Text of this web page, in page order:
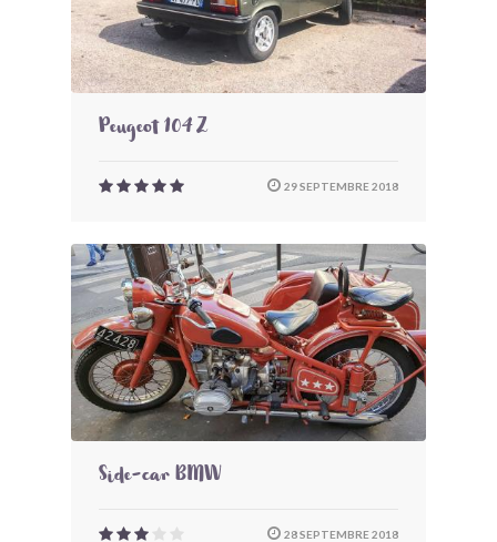
Peugeot 104 Z
29 SEPTEMBRE 2018
Side-car BMW
28 SEPTEMBRE 2018